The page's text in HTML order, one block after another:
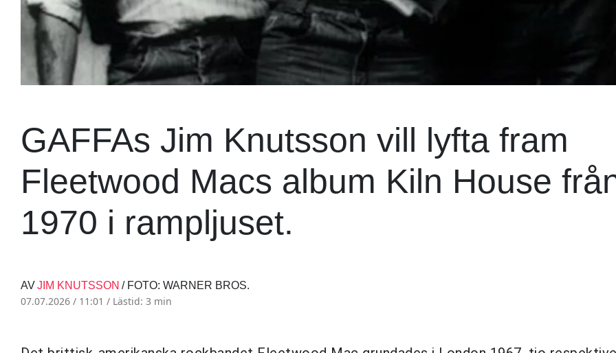
GAFFAs Jim Knutsson vill lyfta fram
Fleetwood Macs album Kiln House
1970 i rampljuset.
AVJIM KNUTSSON / FOTO: WARNER BROS.
07.07.2026 / 11:01 / Lästid: 3 min